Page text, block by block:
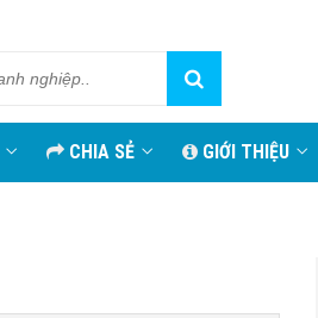
CHIA SẺ GIỚI THIỆU